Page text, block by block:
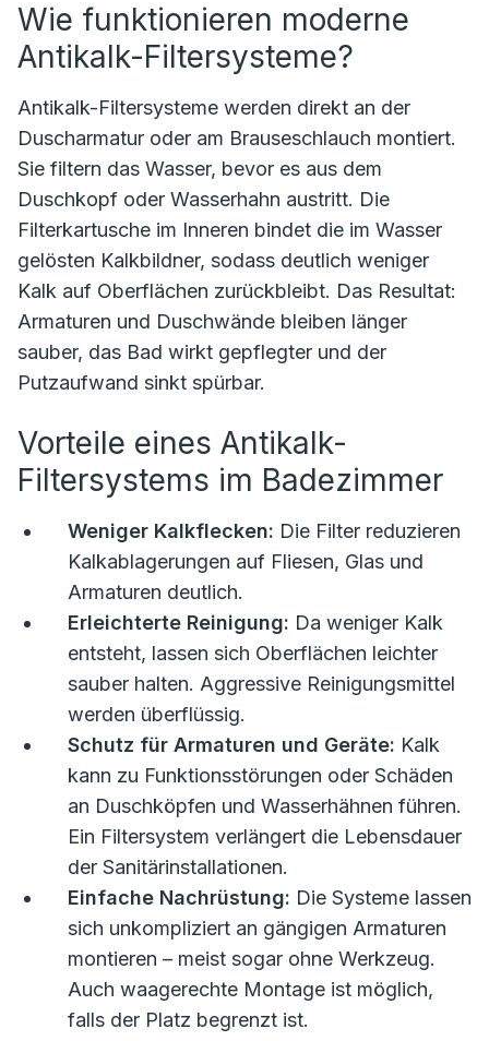
Wie funktionieren moderne
Antikalk-Filtersysteme?
Antikalk-Filtersysteme werden direkt an der
Duscharmatur oder am Brauseschlauch montiert.
Sie filtern das Wasser, bevor es aus dem
Duschkopf oder Wasserhahn austritt. Die
Filterkartusche im Inneren bindet die im Wasser
gelösten Kalkbildner, sodass deutlich weniger
Kalk auf Oberflächen zurückbleibt. Das Resultat:
Armaturen und Duschwände bleiben länger
sauber, das Bad wirkt gepflegter und der
Putzaufwand sinkt spürbar.
Vorteile eines Antikalk-
Filtersystems im Badezimmer
Weniger Kalkflecken: Die Filter reduzieren
Kalkablagerungen auf Fliesen, Glas und
Armaturen deutlich.
Erleichterte Reinigung: Da weniger Kalk
entsteht, lassen sich Oberflächen leichter
sauber halten. Aggressive Reinigungsmittel
werden überflüssig.
Schutz für Armaturen und Geräte: Kalk
kann zu Funktionsstörungen oder Schäden
an Duschköpfen und Wasserhähnen führen.
Ein Filtersystem verlängert die Lebensdauer
der Sanitärinstallationen.
Einfache Nachrüstung: Die Systeme lassen
sich unkompliziert an gängigen Armaturen
montieren – meist sogar ohne Werkzeug.
Auch waagerechte Montage ist möglich,
falls der Platz begrenzt ist.